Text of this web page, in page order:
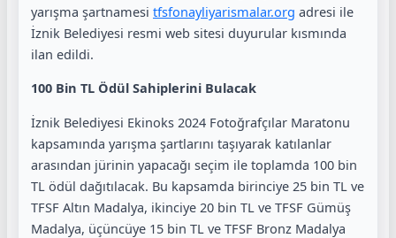
yarışma şartnamesi tfsfonayliyarismalar.org adresi ile
İznik Belediyesi resmi web sitesi duyurular kısmında
ilan edildi.
100 Bin TL Ödül Sahiplerini Bulacak
İznik Belediyesi Ekinoks 2024 Fotoğrafçılar Maratonu
kapsamında yarışma şartlarını taşıyarak katılanlar
arasından jürinin yapacağı seçim ile toplamda 100 bin
TL ödül dağıtılacak. Bu kapsamda birinciye 25 bin TL ve
TFSF Altın Madalya, ikinciye 20 bin TL ve TFSF Gümüş
Madalya, üçüncüye 15 bin TL ve TFSF Bronz Madalya